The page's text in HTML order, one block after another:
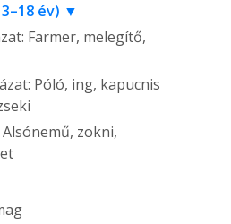
év)
Farmer, melegítő,
Póló, ing, kapucnis
Alsónemű, zokni,